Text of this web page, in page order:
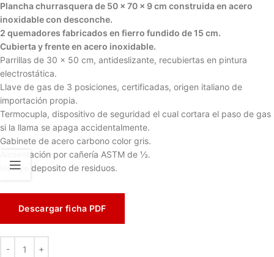
Plancha churrasquera de 50 x 70 x 9 cm construida en acero
inoxidable con desconche.
2 quemadores fabricados en fierro fundido de 15 cm.
Cubierta y frente en acero inoxidable.
Parrillas de 30 x 50 cm, antideslizante, recubiertas en pintura
electrostática.
Llave de gas de 3 posiciones, certificadas, origen italiano de
importación propia.
Termocupla, dispositivo de seguridad el cual cortara el paso de gas
si la llama se apaga accidentalmente.
Gabinete de acero carbono color gris.
Alimentación por cañería ASTM de ½.
Incluye deposito de residuos.
Descargar ficha PDF